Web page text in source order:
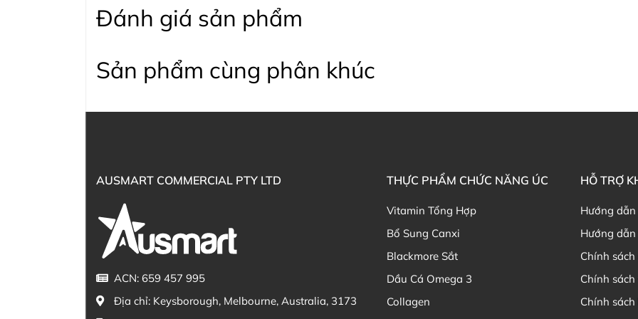
Simmondsia Chinensis
Orange) Peel Oil,
component of essential oils.
Hướng dẫn bảo quản Bộ
Bảo quản nơi khô ráo
Đánh giá sản phẩm
Sản phẩm cùng phân khúc
AUSMART COMMERCIAL PTY LTD
ACN: 659 457 995
Địa chỉ: Keysborough, Melbourne, Australia, 3173
THỰC PHẨM CHỨC NĂNG ÚC
Vitamin Tổng Hợp
Bổ Sung Canxi
Blackmore Sắt
Dầu Cá Omega 3
Collagen
HỖ TRỢ
Hướng
Hướng
Chính
Chính
Chính